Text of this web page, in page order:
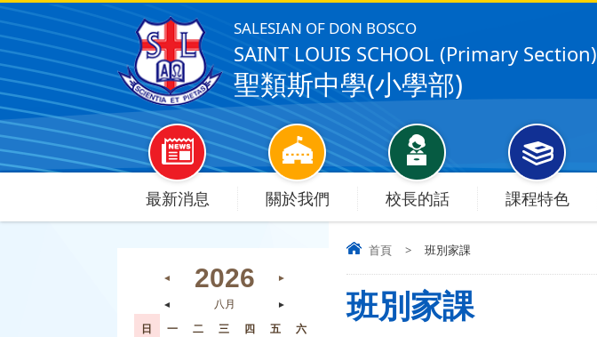
SALESIAN OF DON BOSCO
SAINT LOUIS SCHOOL (Primary Section)
聖類斯中學(小學部)
最新消息 關於我們 校長的話 課程特色
首頁 > 班別家課
班別家課
◄ 2026 ►
◄ 八月 ►
日 一 二 三 四 五
六